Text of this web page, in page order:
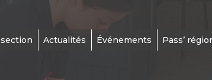
Actualités Événements Pass’